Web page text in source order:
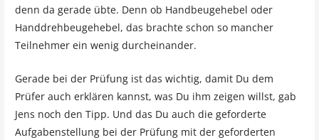
denn da gerade übte. Denn ob Handbeugehebel oder
Handdrehbeugehebel, das brachte schon so mancher
Teilnehmer ein wenig durcheinander.
Gerade bei der Prüfung ist das wichtig, damit Du dem
Prüfer auch erklären kannst, was Du ihm zeigen willst, gab
Jens noch den Tipp. Und das Du auch die geforderte
Aufgabenstellung bei der Prüfung mit der geforderten